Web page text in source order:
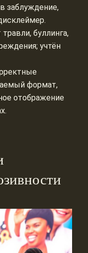
заблуждение,
буллинга,
учтён
формат,
отображение